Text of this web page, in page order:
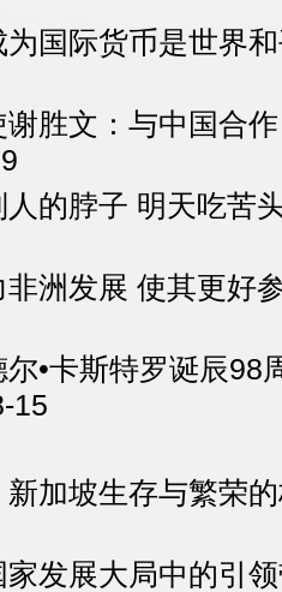
国际货币是世界
胜文：与中国合
的脖子 明天吃苦
洲发展 使其更好
•卡斯特罗诞辰98
15
加坡生存与繁荣
发展大局中的引